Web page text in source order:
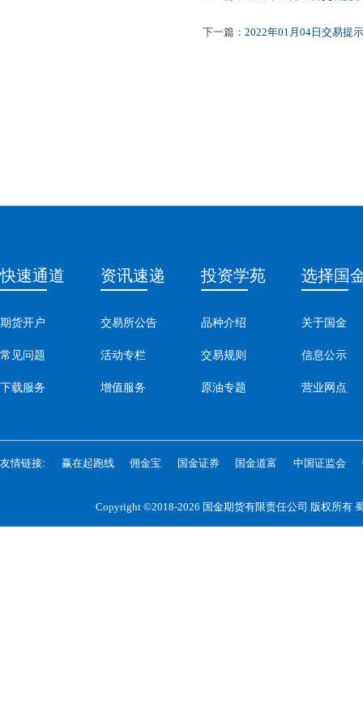
下一篇： 2022年01月04日交易提示
快速通道
期货开户
常见问题
下载服务
资讯速递
交易所公告
活动专栏
增值服务
投资学苑
品种介绍
交易规则
原油专题
选择国
关于国金
信息公示
营业网点
友情链接: 赢在起跑线 佣金宝 国金证券 国金道富 中国证监会
Copyright ©2018-2026 国金期货有限责任公司 版权所有